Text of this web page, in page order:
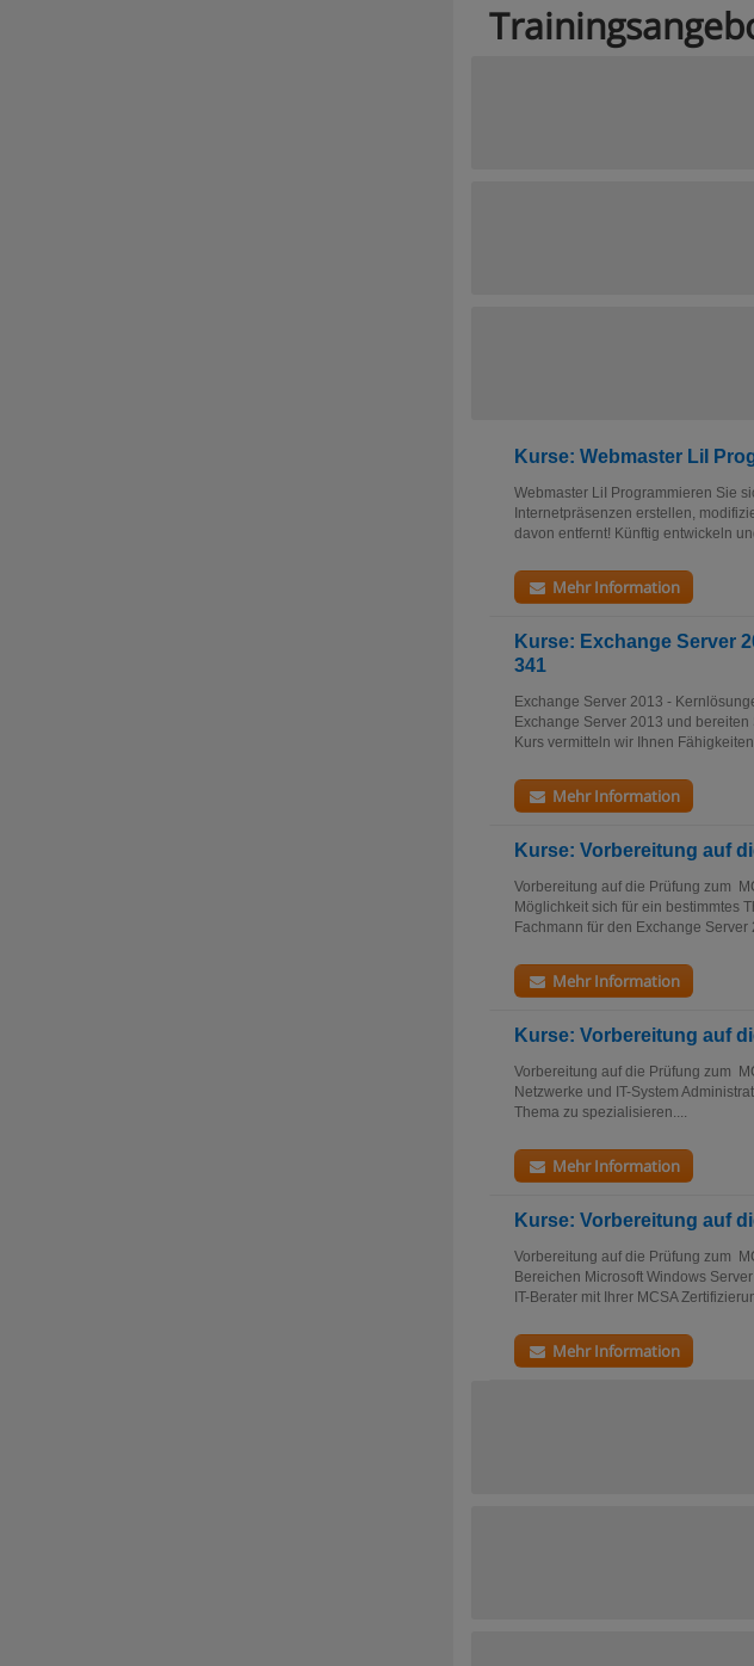
Kurse: Webmaster LiI
Webmaster LiI Programmieren Sie
Internetpräsenzen erstellen,
davon entfernt! Künftig entwickeln
Mehr Information
Kurse: Exchange Server
341
Exchange Server 2013 -
Exchange Server 2013 und
Kurs vermitteln wir Ihnen
Mehr Information
Kurse: Vorbereitung auf
Vorbereitung auf die Prüfung zum
Möglichkeit sich für ein bestimmtes
Fachmann für den Exchange
Mehr Information
Kurse: Vorbereitung auf
Vorbereitung auf die Prüfung zum
Netzwerke und IT-System
Thema zu spezialisieren....
Mehr Information
Kurse: Vorbereitung auf
Vorbereitung auf die Prüfung zum
Bereichen Microsoft Windows
IT-Berater mit Ihrer MCSA
Mehr Information